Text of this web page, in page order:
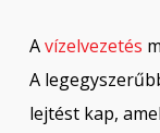
Avízelvezetés
A
lejtést kap,